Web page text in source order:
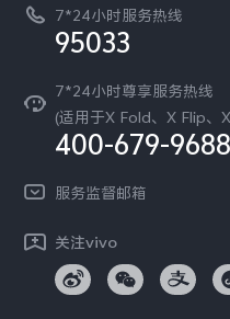
环保回收
安全公告
服务隐私政策
廉正合规
国补营业执照
无线电发射设备销售备案
新闻资讯
可持续发展
蓝河操作系统
7*24小时服务热线
95033
7*24小时尊享服务热线
(适用于X Fold、X Flip
400-679-9688
服务监督邮箱
关注vivo